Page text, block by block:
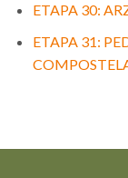
ETAPA 30:
ETAPA 31: